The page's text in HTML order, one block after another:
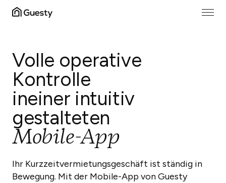
Volle operative
Kontrolle
ineiner intuitiv
gestalteten
Mobile-App
Ihr Kurzzeitvermietungsgeschäft ist ständig in
Bewegung. Mit der Mobile-App von Guesty